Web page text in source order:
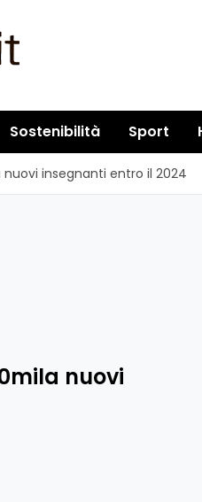
Sostenibilità Sport
insegnanti entro il 2024
nuovi